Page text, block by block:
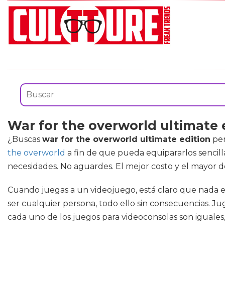
War for the overworld ultimate
¿Buscas war for the overworld ultimate edition
the overworld a fin de que pueda equipararlos
necesidades. No aguardes. El mejor costo y el mayor
Cuando juegas a un videojuego, está claro que
ser cualquier persona, todo ello sin consecuencias.
cada uno de los juegos para videoconsolas son